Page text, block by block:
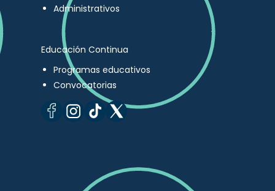
Administrativos
Educación Continua
Programas educativos
Convocatorias